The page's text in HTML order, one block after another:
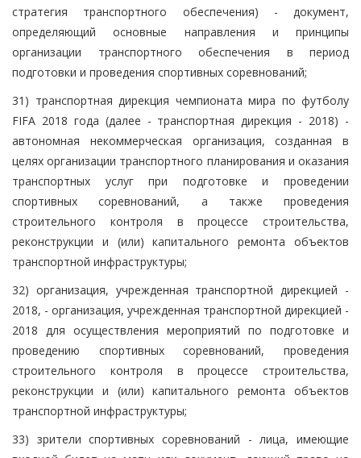
стратегия транспортного обеспечения) - документ,
определяющий основные направления и принципы
организации транспортного обеспечения в период
подготовки и проведения спортивных соревнований;
31) транспортная дирекция чемпионата мира по футболу
FIFA 2018 года (далее - транспортная дирекция - 2018) -
автономная некоммерческая организация, созданная в
целях организации транспортного планирования и оказания
транспортных услуг при подготовке и проведении
спортивных соревнований, а также проведения
строительного контроля в процессе строительства,
реконструкции и (или) капитального ремонта объектов
транспортной инфраструктуры;
32) организация, учрежденная транспортной дирекцией -
2018, - организация, учрежденная транспортной дирекцией -
2018 для осуществления мероприятий по подготовке и
проведению спортивных соревнований, проведения
строительного контроля в процессе строительства,
реконструкции и (или) капитального ремонта объектов
транспортной инфраструктуры;
33) зрители спортивных соревнований - лица, имеющие